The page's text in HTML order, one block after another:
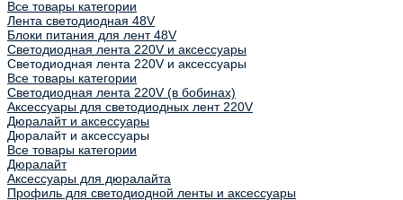
Все товары категории
Лента светодиодная 48V
Блоки питания для лент 48V
Светодиодная лента 220V и аксессуары
Светодиодная лента 220V и аксессуары
Все товары категории
Светодиодная лента 220V (в бобинах)
Аксессуары для светодиодных лент 220V
Дюралайт и аксессуары
Дюралайт и аксессуары
Все товары категории
Дюралайт
Аксессуары для дюралайта
Профиль для светодиодной ленты и аксессуары